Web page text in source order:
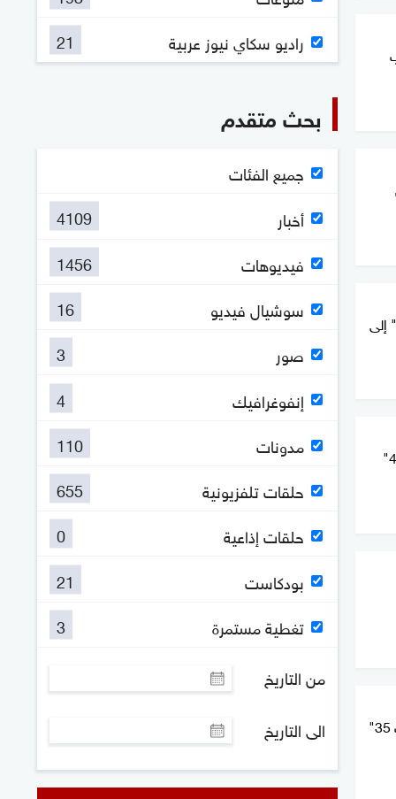
إلى
تركيا تتحرك لبيع منظومة "إس-400"
هل تحصل تركيا على مقاتلات "أف 35"
راديو سكاي نيوز عربية
21
بحث متقدم
جميع الفئات
أخبار
4109
فيديوهات
1456
سوشيال فيديو
16
صور
3
إنفوغرافيك
4
مدونات
110
حلقات تلفزيونية
655
حلقات إذاعية
0
بودكاست
21
تغطية مستمرة
3
من التاريخ
الى التاريخ